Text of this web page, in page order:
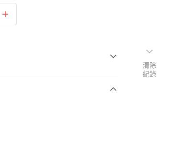
清除
紀錄